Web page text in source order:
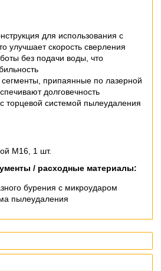
для использования с
улучшает скорость сверления
без подачи воды, что
припаянные по лазерной
долговечность
торцевой системой пылеудаления
M16, 1 шт.
/ расходные материалы:
бурения с микроударом
пылеудаления